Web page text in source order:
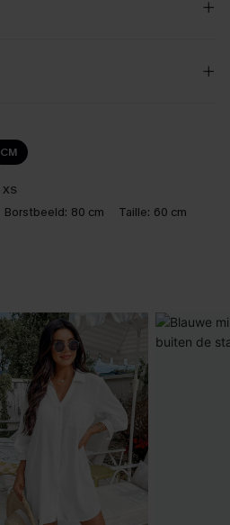
CM
XS
Borstbeeld: 80 cm Taille: 60 cm